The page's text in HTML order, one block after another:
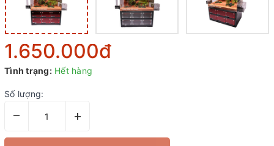
1.650.000₫
Tình trạng: Hết hàng
Số lượng:
– +